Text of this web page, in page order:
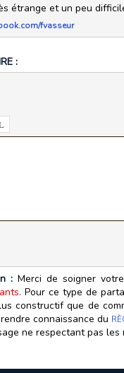
étrange et un peu
fvasseur
:
:Merci de soigner
Pour ce type de
constructif que de
connaissance du
ne respectant pas les